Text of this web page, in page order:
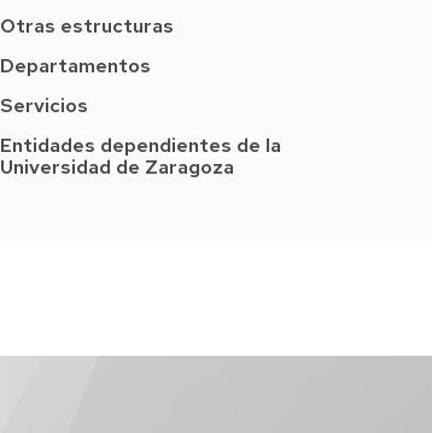
Otras estructuras
Departamentos
Servicios
Entidades dependientes de la
Universidad de Zaragoza